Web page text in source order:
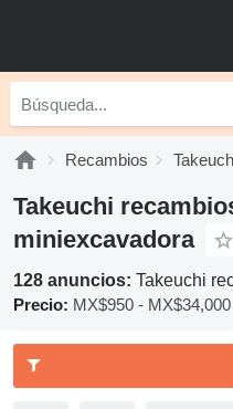
Recambios
Takeuchi
miniexcavadora
128 anuncios: Takeuchi
Precio: MX$950 - MX$34,000